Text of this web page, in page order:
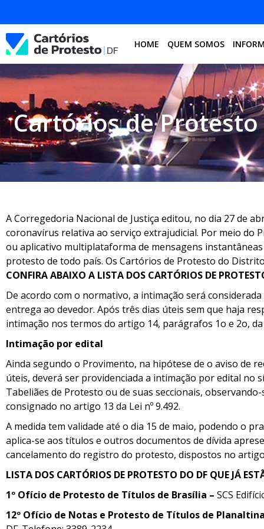
HOME QUEM SOMOS
Cartórios de
A Corregedoria Nacional de Justiça editou, no dia 27 de
coronavírus relativa ao serviço extrajudicial. Por meio do
ou aplicativo multiplataforma de mensagens
protesto de todo país. Os Cartórios de Protesto do
CONFIRA ABAIXO A LISTA DOS CARTÓRIOS DE
De acordo com o normativo, a intimação será
entrega ao devedor. Após três dias úteis sem que haja
intimação nos termos do artigo 14, parágrafos 1o e 2o, da
Intimação por edital
Ainda segundo o Provimento, na hipótese de o aviso de
úteis, deverá ser providenciada a intimação por edital no
Tabeliães de Protesto ou de suas seccionais,
consignado no artigo 13 da Lei nº 9.492.
A medida tem validade até o dia 15 de maio, podendo o
aplica-se aos títulos e outros documentos de dívida
cancelamento do registro do protesto, dispostos no
LISTA DOS CARTÓRIOS DE PROTESTO DO DF QUE JÁ
1º Ofício de Protesto de Títulos de Brasília – SCS
12º Ofício de Notas e Protesto de Títulos de